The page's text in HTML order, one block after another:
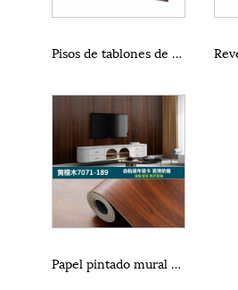
Pisos de tablones de vinilo autoadhesivos de fácil instalación
Papel pintado mural 3d para sala de estar.